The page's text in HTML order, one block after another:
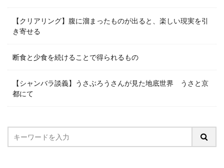
【クリアリング】腹に溜まったものが出ると、楽しい現実を引
き寄せる
断食と少食を続けることで得られるもの
【シャンバラ談義】うさぶろうさんが見た地底世界 うさと京
都にて